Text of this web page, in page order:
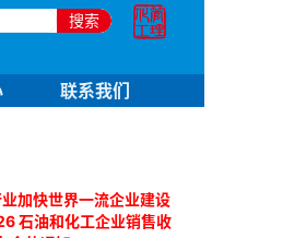
搜索
联系我们
加快世界一流企业建设
石油和化工企业销售收